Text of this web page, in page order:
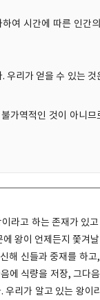
여 시간에 따른 인간
우리가 얻을 수 있는
역적인 것이 아니므
라고 하는 존재가 있
왕이 언제든지 쫓겨
해 신들과 중재를 하
에 식량을 저장, 그다
리가 알고 있는 왕이